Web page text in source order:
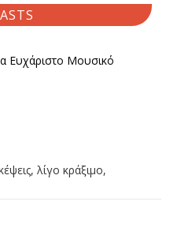
Ευχάριστο Μουσικό
λίγο κράξιμο,